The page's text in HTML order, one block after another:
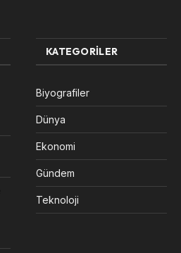
KATEGORILER
Biyografiler
Dünya
Ekonomi
Gündem
Teknoloji